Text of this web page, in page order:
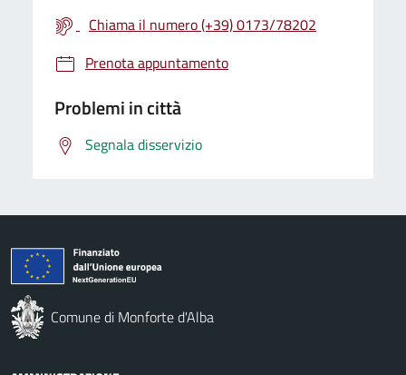
Chiama il numero (+39) 0173/78202
Prenota appuntamento
Problemi in città
Segnala disservizio
Comune di Monforte d'Alba